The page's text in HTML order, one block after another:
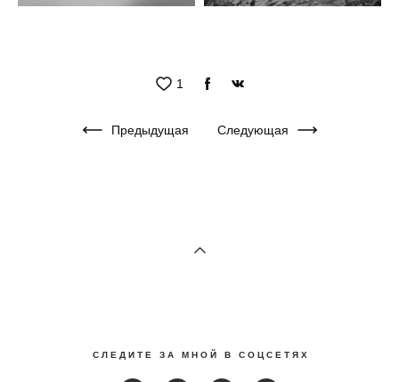
1
Предыдущая Следующая
С Л Е Д И Т Е З А М Н О Й В С О Ц С Е Т Я Х